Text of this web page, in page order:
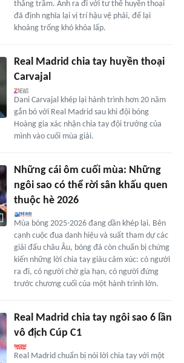
thăng trầm. Anh ra đi với tư thế huyền thoại
đã định nghĩa lại vị trí hậu vệ phải, để lại
khoảng trống khó khỏa lấp.
Real Madrid chia tay huyền thoại
Carvajal
Dani Carvajal khép lại hành trình hơn 20 năm
gắn bó với Real Madrid sau khi đội bóng
Hoàng gia xác nhận chia tay đội trưởng của
mình vào cuối mùa giải.
Những cái ôm cuối mùa: Những
ngôi sao có thể rời sân khấu quen
thuộc hè 2026
Mùa bóng 2025-2026 đang dần khép lại. Bên
cạnh cuộc đua danh hiệu và suất tham dự các
giải đấu châu Âu, bóng đá còn chuẩn bị chứng
kiến những lời chia tay giàu cảm xúc: có người
ra đi, có người chờ gia hạn, có người đứng
trước chương cuối của một hành trình lớn.
Real Madrid chia tay ngôi sao 6 lần
vô địch Cúp C1
Real Madrid chuẩn bị nói lời chia tay với một